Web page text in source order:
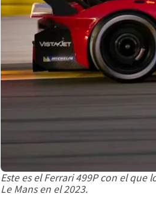
Este es el Ferrari 499P con el que
Le Mans en el 2023.